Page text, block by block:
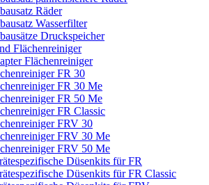
Räder
Wasserfilter
Druckspeicher
Flächenreiniger
Flächenreiniger
FR 30
FR 30 Me
FR 50 Me
FR Classic
FRV 30
FRV 30 Me
FRV 50 Me
Düsenkits für FR
Düsenkits für FR Classic